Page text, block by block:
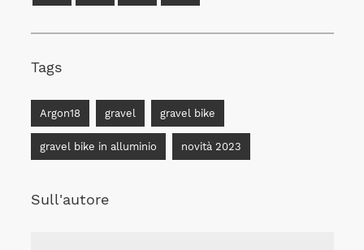
Tags
Argon18 gravel gravel bike
gravel bike in alluminio novità 2023
Sull'autore